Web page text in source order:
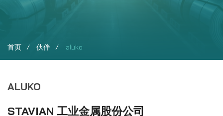
首页 伙伴 aluko
ALUKO
STAVIAN 工业金属股份公司